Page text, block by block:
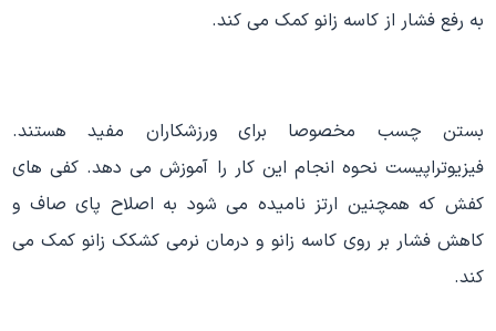
به رفع فشار از کاسه زانو کمک می کند.
بستن چسب مخصوصا برای ورزشکاران مفید هستند.
فیزیوتراپیست نحوه انجام این کار را آموزش می دهد. کفی های
کفش که همچنین ارتز نامیده می شود به اصلاح پای صاف و
کاهش فشار بر روی کاسه زانو و درمان نرمی کشکک زانو کمک می
کند.